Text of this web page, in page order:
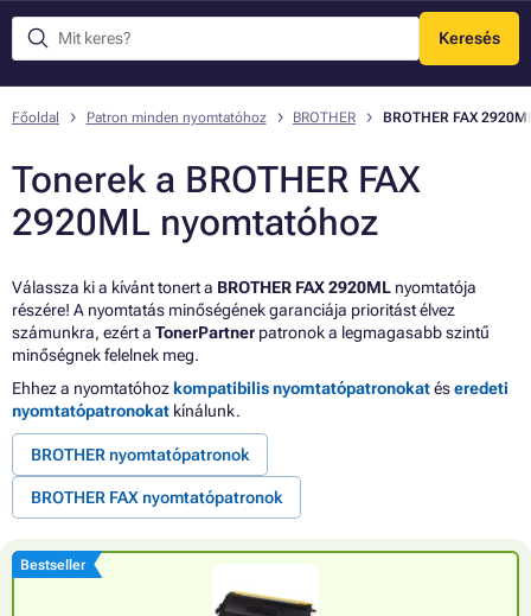
Keresés
Menü
Főoldal Patron minden nyomtatóhoz BROTHER BROTHER FAX
Tonerek a BROTHER FAX
2920ML nyomtatóhoz
Válassza ki a kívánt tonert a BROTHER FAX 2920ML nyomtatója
részére! A nyomtatás minőségének garanciája prioritást élvez
számunkra, ezért a TonerPartner patronok a legmagasabb szintű
minőségnek felelnek meg.
Ehhez a nyomtatóhoz kompatibilis nyomtatópatronokatéseredeti
nyomtatópatronokat kínálunk.
BROTHER nyomtatópatronok
BROTHER FAX nyomtatópatronok
Bestseller